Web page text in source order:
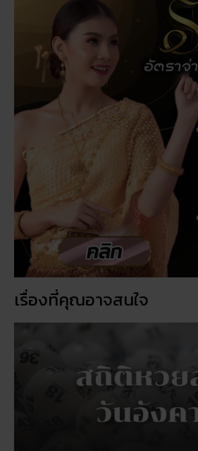
เรื่องที่คุณอาจสนใจ
สถิติหวยลาววันอังคาร วิเคราะห์ตัวเ